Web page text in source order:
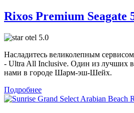
Rixos Premium Seagate
5.0
Насладитесь великолепным
- Ultra All Inclusive. Один из лучших
нами в городе Шарм-эш-Шейх.
Подробнее